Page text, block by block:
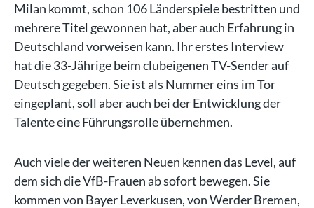
Milan kommt, schon 106 Länderspiele bestritten und
mehrere Titel gewonnen hat, aber auch Erfahrung in
Deutschland vorweisen kann. Ihr erstes Interview
hat die 33-Jährige beim clubeigenen TV-Sender auf
Deutsch gegeben. Sie ist als Nummer eins im Tor
eingeplant, soll aber auch bei der Entwicklung der
Talente eine Führungsrolle übernehmen.
Auch viele der weiteren Neuen kennen das Level, auf
dem sich die VfB-Frauen ab sofort bewegen. Sie
kommen von Bayer Leverkusen, von Werder Bremen,